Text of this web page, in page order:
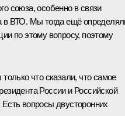
союза, особенно в связи
в ВТО. Мы тогда ещё
по этому вопросу, поэтому
что сказали, что самое
России и Российской
вопросы двусторонних